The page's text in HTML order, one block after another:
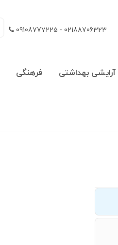
02188706323 - 09108777225
آرایشی بهداشتی فرهنگی